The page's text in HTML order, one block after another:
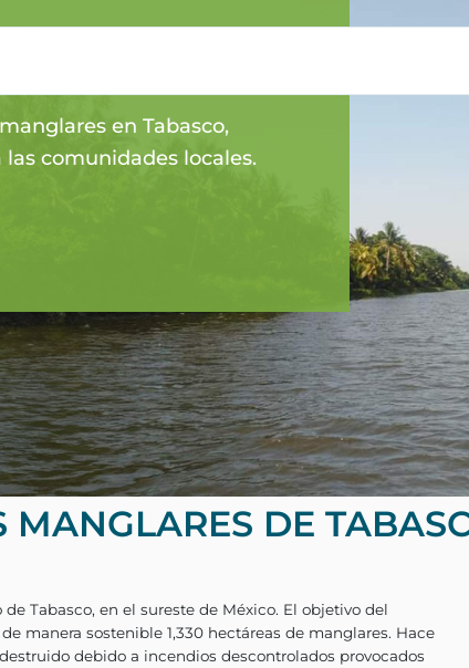
MEXICO
en Tabasco,
comunidades locales.
MANGLARES DE